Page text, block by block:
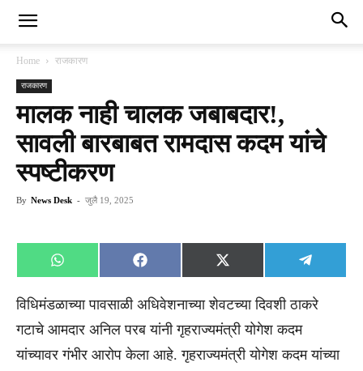
Home राजकारण
राजकारण
मालक नाही चालक जबाबदार!,
सावली बारबाबत रामदास कदम यांचे
स्पष्टीकरण
By News Desk - जुलै 19, 2025
Share
on
WhatsApp
Share
on
Facebook
Share
on
X
(Twitter)
Share
on
विधिमंडळाच्या पावसाळी अधिवेशनाच्या शेवटच्या दिवशी ठाकरे
गटाचे आमदार अनिल परब यांनी गृहराज्यमंत्री योगेश कदम
यांच्यावर गंभीर आरोप केला आहे. गृहराज्यमंत्री योगेश कदम यांच्या